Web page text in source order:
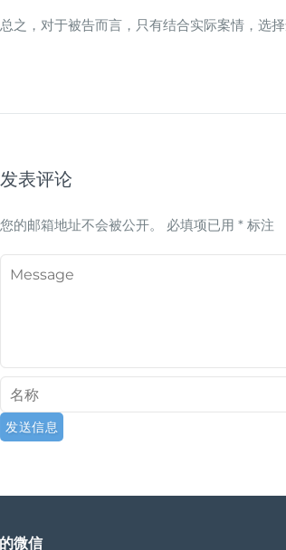
总之，对于被告而言，只有结合实际案情，选
（本文作者：
发表评论
您的邮箱地址不会被公开。 必填项已用 * 标注
微信